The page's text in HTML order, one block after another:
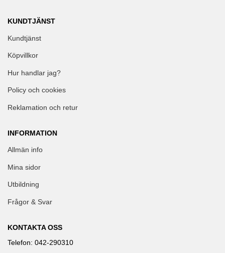
KUNDTJÄNST
Kundtjänst
Köpvillkor
Hur handlar jag?
Policy och cookies
Reklamation och retur
INFORMATION
Allmän info
Mina sidor
Utbildning
Frågor & Svar
KONTAKTA OSS
Telefon: 042-290310